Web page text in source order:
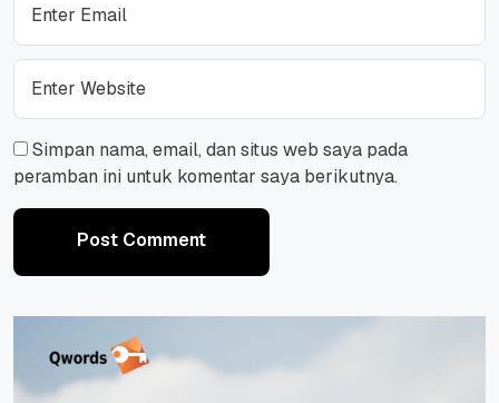
Simpan nama, email, dan situs web saya pada
peramban ini untuk komentar saya berikutnya.
Post Comment